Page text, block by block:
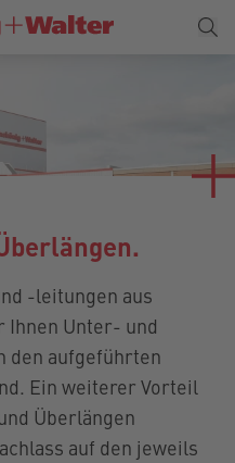
-leitungen aus
Ihnen Unter- und
den aufgeführten
Ein weiterer Vorteil
Überlängen
auf den jeweils